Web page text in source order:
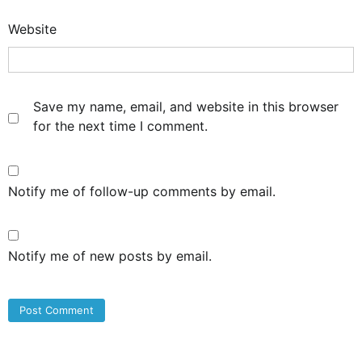
Website
Save my name, email, and website in this browser
for the next time I comment.
Notify me of follow-up comments by email.
Notify me of new posts by email.